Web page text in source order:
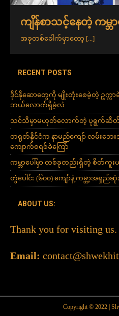
ကျိန်စာသင့်နေတဲ့ ကမ္ဘာက
အခုတစ်ခေါက်မှာတော့ [...]
RECENT POSTS
ဒိုင်နိုဆောတွေကို မျိုးတုံးစေခဲ့တဲ့ ဥက္ကာ
ဘယ်လောက်ရှိခဲ့လဲ
သင်သိမှာမဟုတ်လောက်တဲ့ ပုရွက်ဆိတ်တွေ
တရုတ်နိုင်ငံက နာမည်ကျော် လမ်းဘေး
ကျောက်စရစ်ခဲကြော်
ကမ္ဘာပေါ်မှာ တစ်ခုတည်းရှိတဲ့ စိတ်ကူး
တွဲပေါင်း (၆၀၀) ကျော်နဲ့ ကမ္ဘာ့အရှည်ဆုံ
ABOUT US:
Thank you for visiting us.
Email:
Copyright © 2022 |